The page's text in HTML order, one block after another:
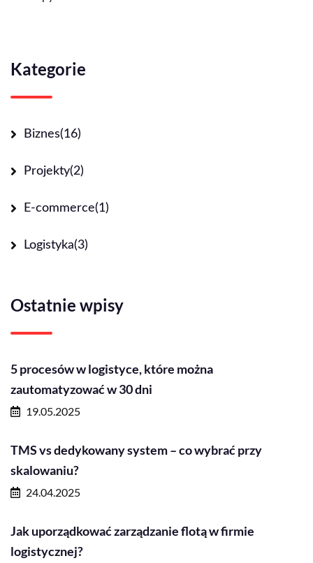
Kategorie
Biznes(16)
Projekty(2)
E-commerce(1)
Logistyka(3)
Ostatnie wpisy
5 procesów w logistyce, które można
zautomatyzować w 30 dni
19.05.2025
TMS vs dedykowany system – co wybrać przy
skalowaniu?
24.04.2025
Jak uporządkować zarządzanie flotą w firmie
logistycznej?